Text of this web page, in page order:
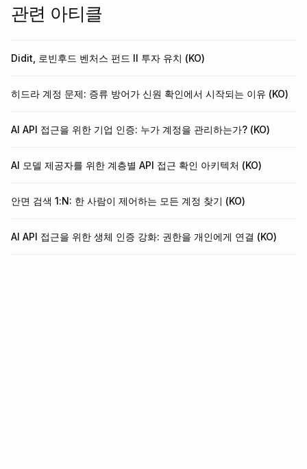
관련 아티클
Didit, 로빈후드 벤처스 펀드 II 투자 유치 (KO)
히드라 계정 문제: 증류 방어가 신원 확인에서 시작되는 이유 (KO)
AI API 접근을 위한 기업 인증: 누가 계정을 관리하는가? (KO)
AI 모델 제공자를 위한 계층별 API 접근 확인 아키텍처 (KO)
안면 검색 1:N: 한 사람이 제어하는 모든 계정 찾기 (KO)
AI API 접근을 위한 생체 인증 강화: 권한을 개인에게 연결 (KO)